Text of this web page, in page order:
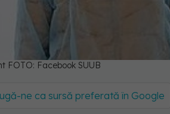
FOTO: Facebook SUUB
ne ca sursă preferată în Google